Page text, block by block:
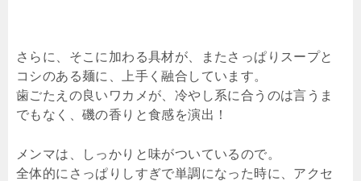
さらに、そこに加わる具材が、またさっぱりスープと
コシのある麺に、上手く融合しています。
歯ごたえの良いワカメが、冷やし系に合うのは言うま
でもなく、磯の香りと食感を演出！
メンマは、しっかりと味がついているので。
全体的にさっぱりしすぎで単調になった時に、アクセ